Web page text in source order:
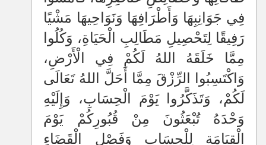
فِي جَوَانِبِهَا وَأَطْرَافِهَا وَنَوَاحِيهَا مَشْيًا
رَفِيقًا لِتَحْصِيلِ مَطَالِبِ الْحَيَاةِ، وَكُلُوا
مِمَّا خَلَقَهُ اللهُ لَكُمْ فِي الْأَرْضِ،
وَاكْتَسِبُوا الرِّزْقَ مِمَّا أَحَلَّ اللهُ تَعَالَى
لَكُمْ، وَتَذَكَّرُوا يَوْمَ الْحِسَابِ، وَإِلَيْهِ
وَحْدَهُ تُبْعَثُونَ مِنْ قُبُورِكُمْ يَوْمَ
الْقِيَامَةِ لِلْحِسَابِ وَفَصْلِ الْقَضَاءِ